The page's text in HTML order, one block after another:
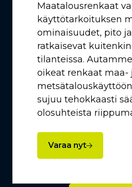
Maatalousrenkaat
käyttötarkoituksen
ominaisuudet, pito
ratkaisevat
tilanteissa.
oikeat renkaat maa-
sujuu tehokkaasti
olosuhteista
Varaa nyt